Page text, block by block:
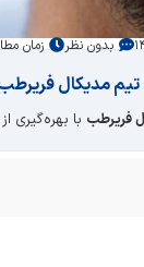
بدون نظر زمان مطالعه
مدیکال
فریرطب با